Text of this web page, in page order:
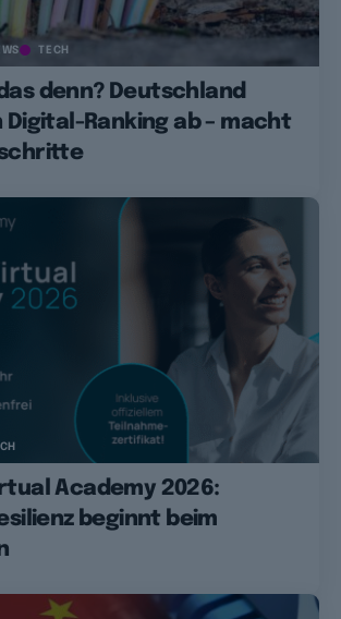
TECH
denn? Deutschland
Ranking ab – macht
Academy 2026:
beginnt beim